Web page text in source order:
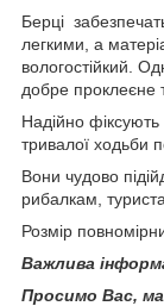
Берці
легкими, а
вологостійкий.
добре проклеєне
Надійно фіксують
тривалої ходьби
Вони чудово
рибалкам,
Розмір
Важлива
Просимо Вас,